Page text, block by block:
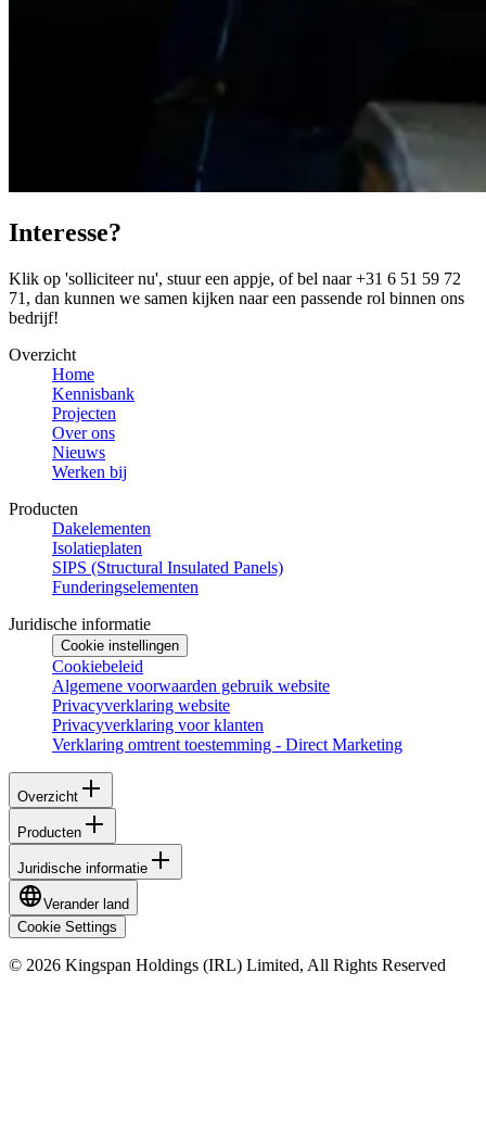
Interesse?
Klik op 'solliciteer nu', stuur een appje, of bel naar +31 6 51 59 72
71, dan kunnen we samen kijken naar een passende rol binnen ons
bedrijf!
Overzicht
Home
Kennisbank
Projecten
Over ons
Nieuws
Werken bij
Producten
Dakelementen
Isolatieplaten
SIPS (Structural Insulated Panels)
Funderingselementen
Juridische informatie
Cookie instellingen
Cookiebeleid
Algemene voorwaarden gebruik website
Privacyverklaring website
Privacyverklaring voor klanten
Verklaring omtrent toestemming - Direct Marketing
Overzicht
Producten
Juridische informatie
Verander land
Cookie Settings
© 2026 Kingspan Holdings (IRL) Limited, All Rights Reserved